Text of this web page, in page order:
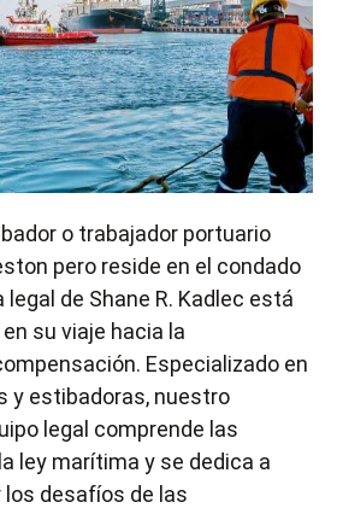
o trabajador portuario
pero reside en el condado
legal de Shane R. Kadlec está
su viaje hacia la
Especializado en
y estibadoras, nuestro
legal comprende las
ley marítima y se dedica a
los desafíos de las